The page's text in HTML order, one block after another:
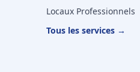
Locaux Professionnels
Tous les services →